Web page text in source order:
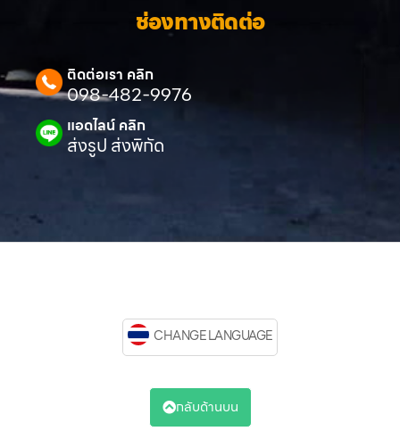
ช่องทางติดต่อ
ติดต่อเรา คลิก
098-482-9976
แอดไลน์ คลิก
ส่งรูป ส่งพิกัด
CHANGE LANGUAGE
กลับด้านบน